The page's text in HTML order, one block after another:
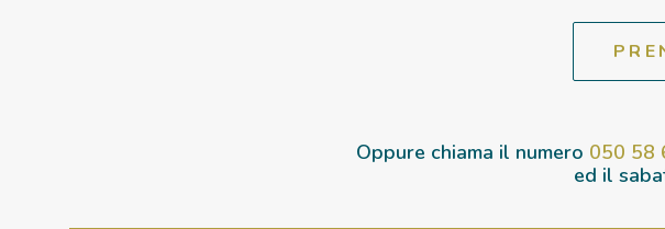
Oppure chiama il numero 050 58
ed il